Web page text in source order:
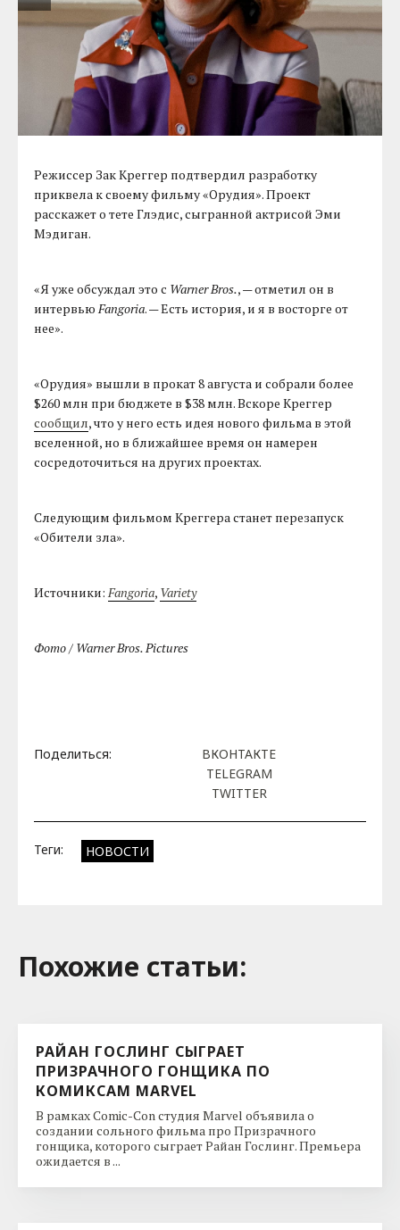
Режиссер Зак Креггер подтвердил разработку
приквела к своему фильму «Орудия». Проект
расскажет о тете Глэдис, сыгранной актрисой Эми
Мэдиган.
«Я уже обсуждал это с Warner Bros., — отметил он в
интервьюFangoria. — Есть история, и я в восторге от
нее».
«Орудия» вышли в прокат 8 августа и собрали более
$260 млн при бюджете в $38 млн. Вскоре Креггер
сообщил, что у него есть идея нового фильма в этой
вселенной, но в ближайшее время он намерен
сосредоточиться на других проектах.
Следующим фильмом Креггера станет перезапуск
«Обители зла».
Источники:Fangoria, Variety
Фото / Warner Bros. Pictures
Поделиться:
ВКОНТАКТЕ
TELEGRAM
TWITTER
Теги: НОВОСТИ
Похожие cтатьи:
РАЙАН ГОСЛИНГ СЫГРАЕТ
ПРИЗРАЧНОГО ГОНЩИКА ПО
КОМИКСАМ MARVEL
В рамках Comic-Con студия Marvel объявила о
создании сольного фильма про Призрачного
гонщика, которого сыграет Райан Гослинг. Премьера
ожидается в ...